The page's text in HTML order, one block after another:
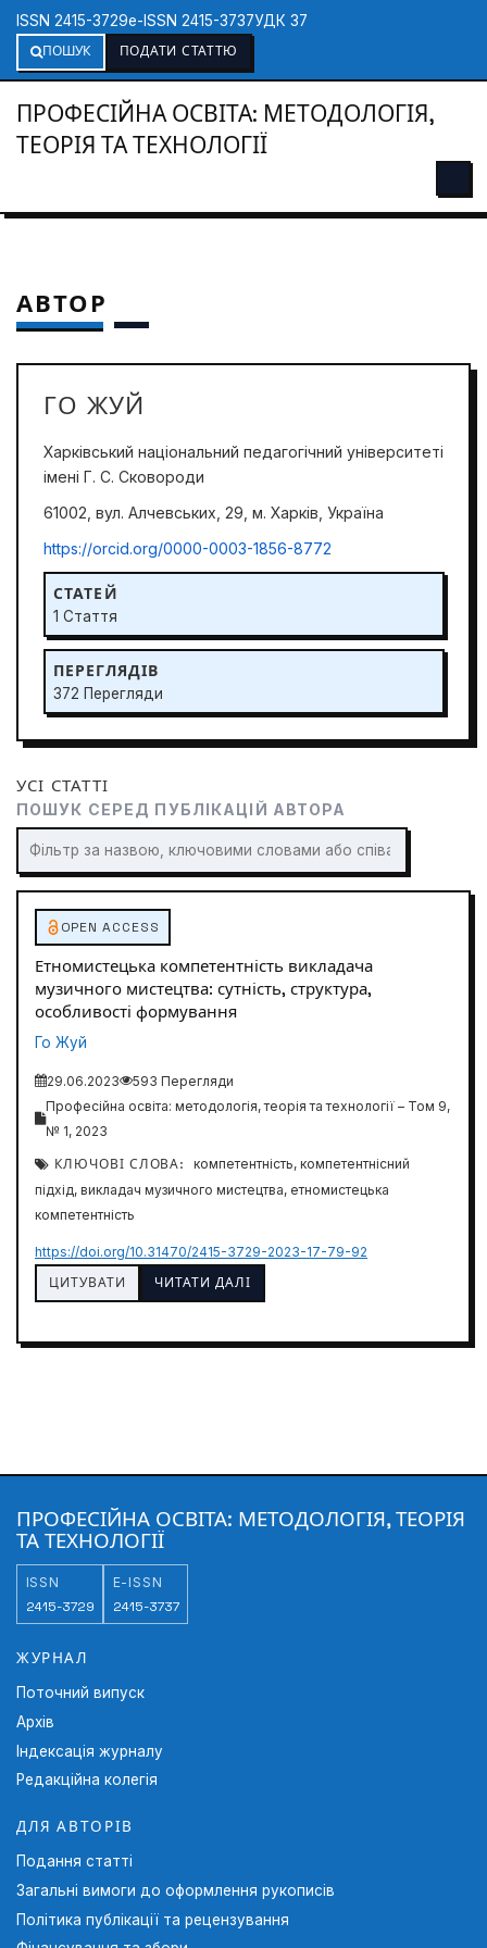
ISSN 2415-3729e-ISSN 2415-3737УДК 37
ПОШУК
ПОДАТИ СТАТТЮ
ПРОФЕСІЙНА ОСВІТА: МЕТОДОЛОГІЯ,
ТЕОРІЯ ТА ТЕХНОЛОГІЇ
АВТОР
ГО ЖУЙ
Харківський національний педагогічний університеті
імені Г. С. Сковороди
61002, вул. Алчевських, 29, м. Харків, Україна
https://orcid.org/0000-0003-1856-8772
СТАТЕЙ
1 Стаття
ПЕРЕГЛЯДІВ
372 Перегляди
УСІ СТАТТІ
ПОШУК СЕРЕД ПУБЛІКАЦІЙ АВТОРА
OPEN ACCESS
Етномистецька компетентність викладача
музичного мистецтва: сутність, структура,
особливості формування
Го Жуй
29.06.2023
593 Перегляди
Професійна освіта: методологія, теорія та технології – Том 9,
№ 1, 2023
КЛЮЧОВІ СЛОВА:
компетентність, компетентнісний
підхід, викладач музичного мистецтва, етномистецька
компетентність
https://doi.org/10.31470/2415-3729-2023-17-79-92
ЦИТУВАТИ ЧИТАТИ ДАЛІ
ПРОФЕСІЙНА ОСВІТА: МЕТОДОЛОГІЯ, ТЕОРІЯ
ТА ТЕХНОЛОГІЇ
ISSN
2415-3729
E-ISSN
2415-3737
ЖУРНАЛ
Поточний випуск
Архів
Індексація журналу
Редакційна колегія
ДЛЯ АВТОРІВ
Подання статті
Загальні вимоги до оформлення рукописів
Політика публікації та рецензування